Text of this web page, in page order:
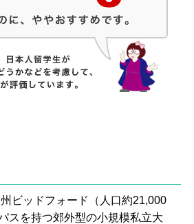
ビッドフォード（人口約21,000
スを持つ郊外型の小規模私立大